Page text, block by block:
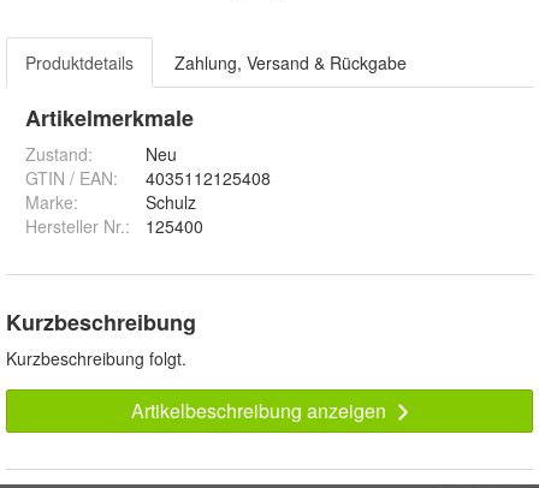
Produktdetails Zahlung, Versand & Rückgabe
Artikelmerkmale
Zustand:
Neu
GTIN / EAN:
4035112125408
Marke:
Schulz
Hersteller Nr.:
125400
Kurzbeschreibung
Kurzbeschreibung folgt.
Artikelbeschreibung anzeigen